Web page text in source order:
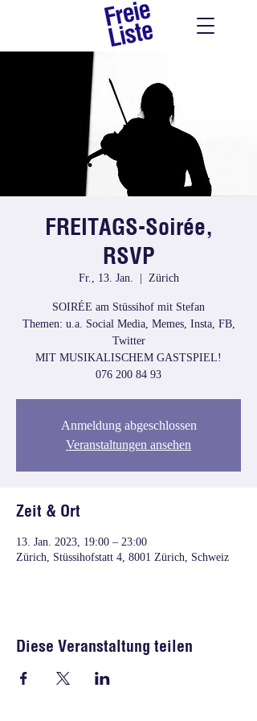
FREITAGS-Soirée,
RSVP
Fr., 13. Jan. Zürich
SOIRÉE am Stüssihof mit Stefan
Themen: u.a. Social Media, Memes, Insta, FB,
Twitter
MIT MUSIKALISCHEM GASTSPIEL!
076 200 84 93
Anmeldung abgeschlossen
Veranstaltungen ansehen
Zeit & Ort
13. Jan. 2023, 19:00 – 23:00
Zürich, Stüssihofstatt 4, 8001 Zürich, Schweiz
Diese Veranstaltung teilen